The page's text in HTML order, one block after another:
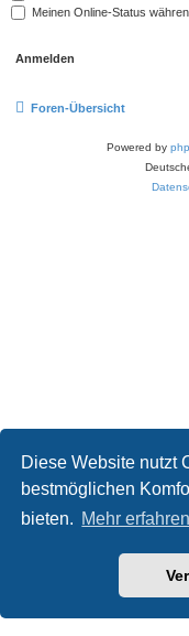
Diese Website nutzt
bestmöglichen
bieten. Mehr erfahren
Meinen Online-Status
Foren-Übersicht
Powered by